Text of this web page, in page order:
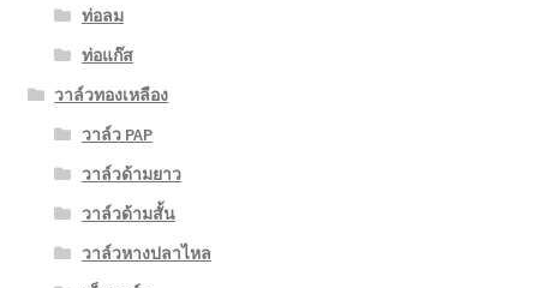
ท่อลม
ท่อแก๊ส
วาล์วทองเหลือง
วาล์ว PAP
วาล์วด้ามยาว
วาล์วด้ามสั้น
วาล์วหางปลาไหล